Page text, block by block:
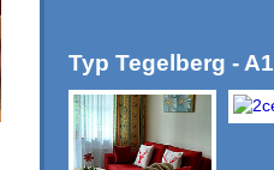
Typ Tegelberg - A1